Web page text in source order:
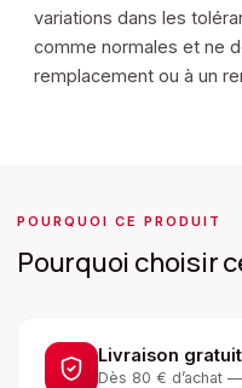
variations dans les
comme normales et ne
remplacement ou à un
POURQUOI CE PRODUIT
Pourquoi choisir
Livraison
Dès 80 € d’achat